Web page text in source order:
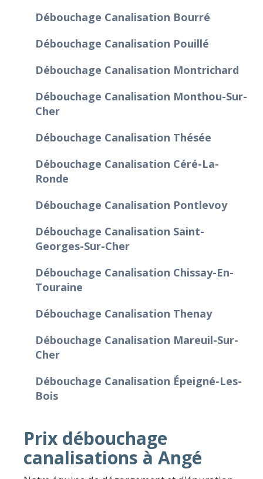
Débouchage Canalisation Bourré
Débouchage Canalisation Pouillé
Débouchage Canalisation Montrichard
Débouchage Canalisation Monthou-Sur-
Cher
Débouchage Canalisation Thésée
Débouchage Canalisation Céré-La-
Ronde
Débouchage Canalisation Pontlevoy
Débouchage Canalisation Saint-
Georges-Sur-Cher
Débouchage Canalisation Chissay-En-
Touraine
Débouchage Canalisation Thenay
Débouchage Canalisation Mareuil-Sur-
Cher
Débouchage Canalisation Épeigné-Les-
Bois
Prix débouchage
canalisations à Angé